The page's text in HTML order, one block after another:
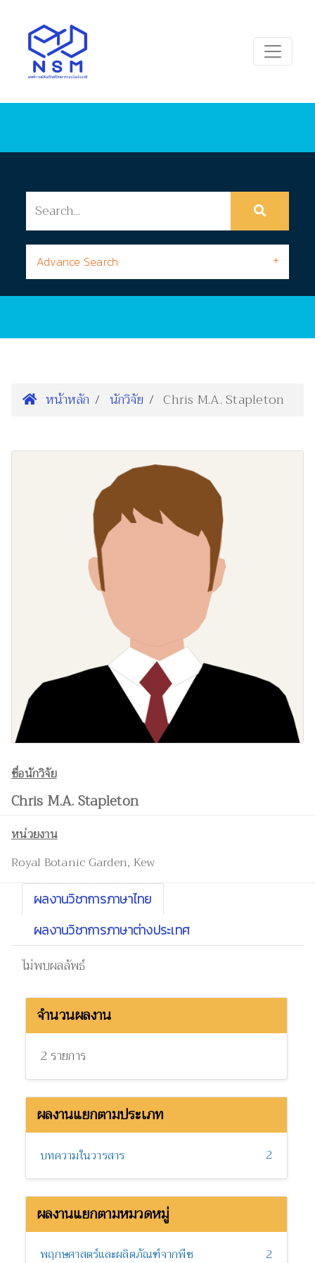
Advance Search
หน้าหลัก นักวิจัย Chris M.A. Stapleton
ชื่อนักวิจัย
Chris M.A. Stapleton
หน่วยงาน
Royal Botanic Garden, Kew
ผลงานวิชาการภาษาไทย
ผลงานวิชาการภาษาต่างประเทศ
ไม่พบผลลัพธ์
จำนวนผลงาน
2 รายการ
ผลงานแยกตามประเภท
บทความในวารสาร 2
ผลงานแยกตามหมวดหมู่
พฤกษศาสตร์และผลิตภัณฑ์จากพืช 2